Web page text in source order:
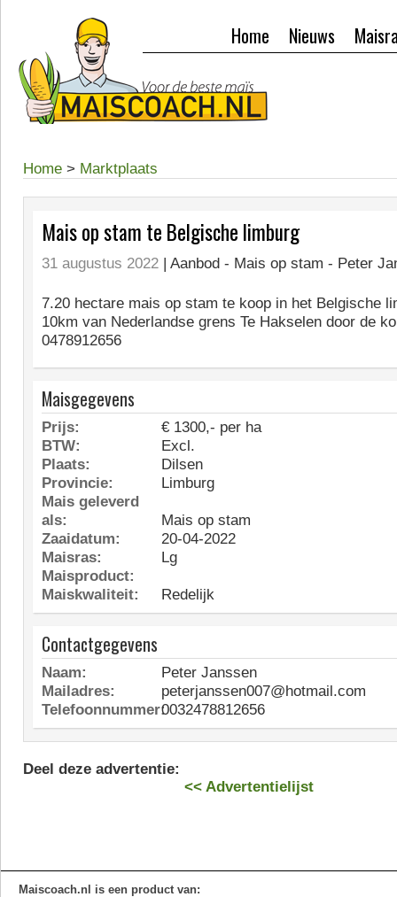
Nieuws
Home
Home > Marktplaats
Mais op stam te Belgische limburg
31 augustus 2022 | Aanbod - Mais op stam - Peter
7.20 hectare mais op stam te koop in het Belgische
10km van Nederlandse grens Te Hakselen door de
0478912656
Maisgegevens
Prijs:
€ 1300,- per ha
BTW:
Excl.
Plaats:
Dilsen
Provincie:
Limburg
Mais geleverd
als:
Mais op stam
Zaaidatum:
20-04-2022
Maisras:
Lg
Maisproduct:
Maiskwaliteit:
Redelijk
Contactgegevens
Naam:
Peter Janssen
Mailadres:
peterjanssen007@hotmail.com
Telefoonnummer:0032478812656
Deel deze advertentie:
<< Advertentielijst
Maiscoach.nl is een product van: